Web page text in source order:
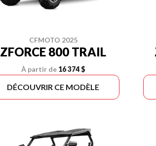
CFMOTO 2025
ZFORCE 800 TRAIL
À partir de 16 374 $
DÉCOUVRIR CE MODÈLE